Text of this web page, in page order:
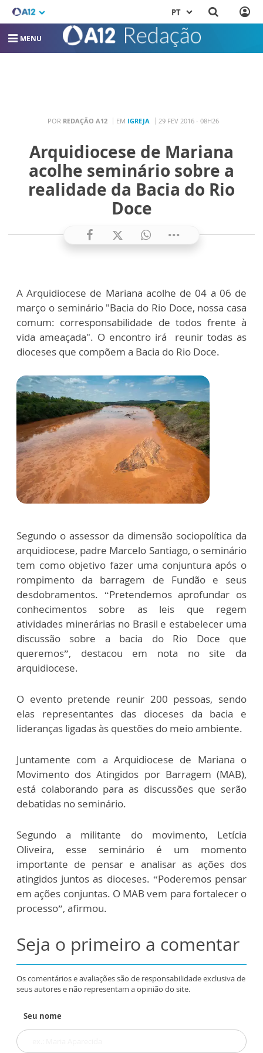
PT
MENU
POR REDAÇÃO A12 EM IGREJA 29 FEV 2016 - 08H26
Arquidiocese de Mariana
acolhe seminário sobre a
realidade da Bacia do Rio
Doce
A Arquidiocese de Mariana acolhe de 04 a 06 de
março o seminário "Bacia do Rio Doce, nossa casa
comum: corresponsabilidade de todos frente à
vida ameaçada". O encontro irá reunir todas as
dioceses que compõem a Bacia do Rio Doce.
Segundo o assessor da dimensão sociopolítica da
arquidiocese, padre Marcelo Santiago, o seminário
tem como objetivo fazer uma conjuntura após o
rompimento da barragem de Fundão e seus
desdobramentos. “Pretendemos aprofundar os
conhecimentos sobre as leis que regem
atividades minerárias no Brasil e estabelecer uma
discussão sobre a bacia do Rio Doce que
queremos”, destacou em nota no site da
arquidiocese.
O evento pretende reunir 200 pessoas, sendo
elas representantes das dioceses da bacia e
lideranças ligadas às questões do meio ambiente.
Juntamente com a Arquidiocese de Mariana o
Movimento dos Atingidos por Barragem (MAB),
está colaborando para as discussões que serão
debatidas no seminário.
Segundo a militante do movimento, Letícia
Oliveira, esse seminário é um momento
importante de pensar e analisar as ações dos
atingidos juntos as dioceses. “Poderemos pensar
em ações conjuntas. O MAB vem para fortalecer o
processo”, afirmou.
Seja o primeiro a comentar
Os comentários e avaliações são de responsabilidade exclusiva de
seus autores e não representam a opinião do site.
Seu nome